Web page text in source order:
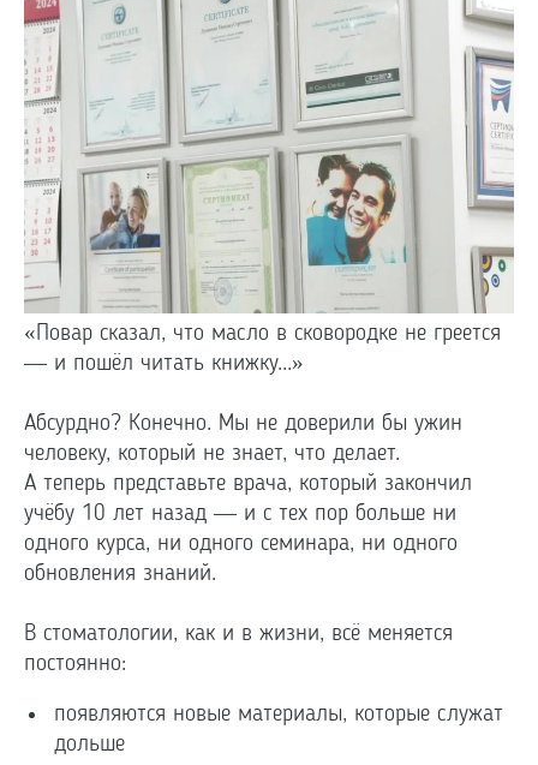
«Повар сказал, что масло в сковородке не греется
— и пошёл читать книжку...»
Абсурдно? Конечно. Мы не доверили бы ужин
человеку, который не знает, что делает.
А теперь представьте врача, который закончил
учёбу 10 лет назад — и с тех пор больше ни
одного курса, ни одного семинара, ни одного
обновления знаний.
В стоматологии, как и в жизни, всё меняется
постоянно:
появляются новые материалы, которые служат
дольше